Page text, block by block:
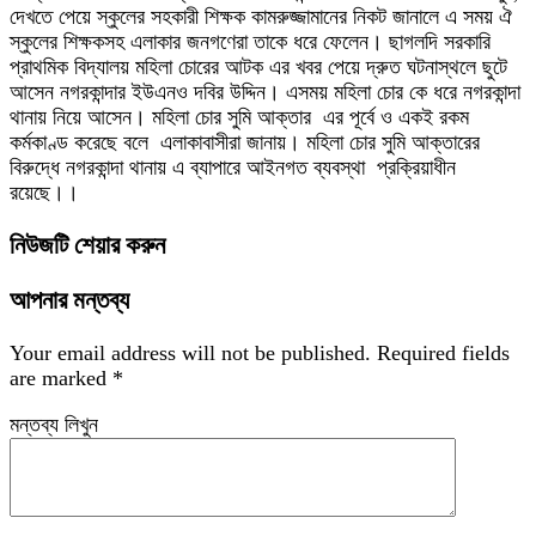
দেখতে পেয়ে স্কুলের সহকারী শিক্ষক কামরুজ্জামানের নিকট জানালে এ সময় ঐ
স্কুলের শিক্ষকসহ এলাকার জনগণেরা তাকে ধরে ফেলেন। ছাগলদি সরকারি
প্রাথমিক বিদ্যালয় মহিলা চোরের আটক এর খবর পেয়ে দ্রুত ঘটনাস্থলে ছুটে
আসেন নগরকান্দার ইউএনও দবির উদ্দিন। এসময় মহিলা চোর কে ধরে নগরকান্দা
থানায় নিয়ে আসেন। মহিলা চোর সুমি আক্তার ‌ এর পূর্বে ‌ও একই রকম
কর্মকাণ্ড করেছে বলে ‌ এলাকাবাসীরা জানায়। মহিলা চোর সুমি আক্তারের
বিরুদ্ধে নগরকান্দা থানায় এ ব্যাপারে আইনগত ব্যবস্থা ‌ প্রক্রিয়াধীন
রয়েছে।।
নিউজটি শেয়ার করুন
আপনার মন্তব্য
Your email address will not be published. Required fields
are marked *
মন্তব্য লিখুন